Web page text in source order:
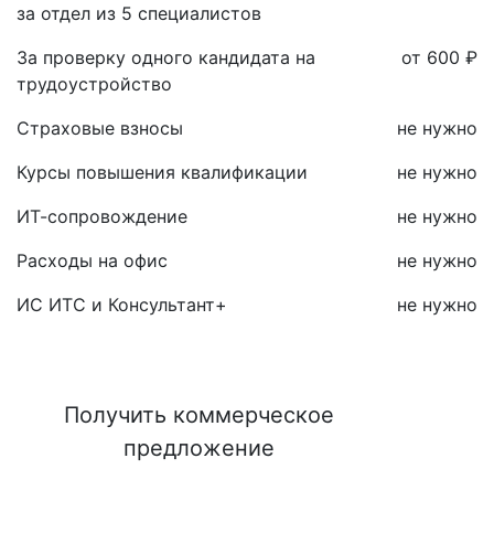
за отдел из 5 специалистов
За проверку одного кандидата на
трудоустройство
от 600 ₽
Страховые взносы
не нужно
Курсы повышения квалификации
не нужно
ИТ-сопровождение
не нужно
Расходы на офис
не нужно
ИС ИТС и Консультант+
не нужно
Получить коммерческое
предложение